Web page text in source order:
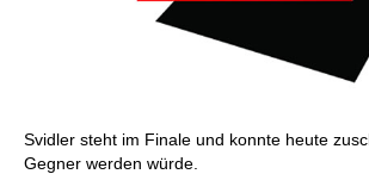
Svidler steht im Finale und konnte heute
Gegner werden würde.